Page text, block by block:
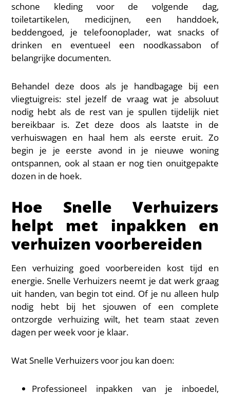
schone kleding voor de volgende dag,
toiletartikelen, medicijnen, een handdoek,
beddengoed, je telefoonoplader, wat snacks of
drinken en eventueel een noodkassabon of
belangrijke documenten.
Behandel deze doos als je handbagage bij een
vliegtuigreis: stel jezelf de vraag wat je absoluut
nodig hebt als de rest van je spullen tijdelijk niet
bereikbaar is. Zet deze doos als laatste in de
verhuiswagen en haal hem als eerste eruit. Zo
begin je je eerste avond in je nieuwe woning
ontspannen, ook al staan er nog tien onuitgepakte
dozen in de hoek.
Hoe Snelle Verhuizers
helpt met inpakken en
verhuizen voorbereiden
Een verhuizing goed voorbereiden kost tijd en
energie. Snelle Verhuizers neemt je dat werk graag
uit handen, van begin tot eind. Of je nu alleen hulp
nodig hebt bij het sjouwen of een complete
ontzorgde verhuizing wilt, het team staat zeven
dagen per week voor je klaar.
Wat Snelle Verhuizers voor jou kan doen:
Professioneel inpakken van je inboedel,